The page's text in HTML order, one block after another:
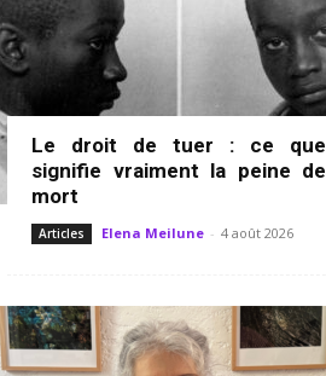
Le droit de tuer : ce que
signifie vraiment la peine de
mort
Articles Elena Meilune - 4 août 2026